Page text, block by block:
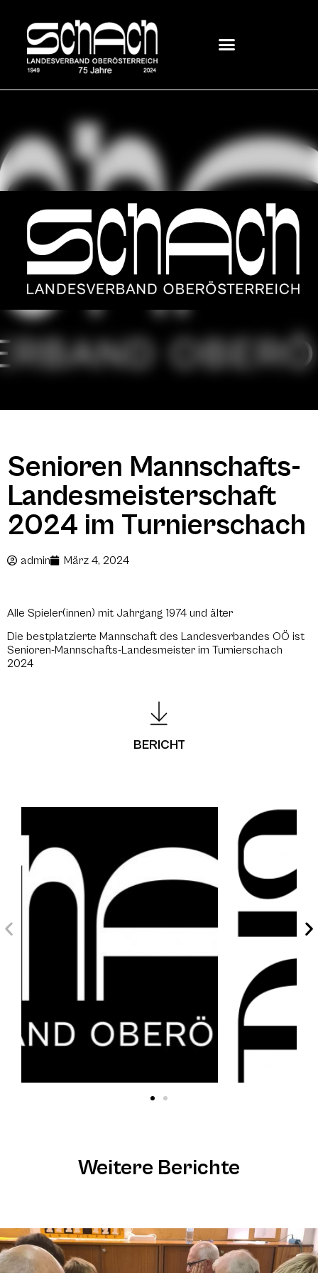
Senioren Mannschafts-
Landesmeisterschaft
2024 im Turnierschach
admin März 4, 2024
Alle Spieler(innen) mit Jahrgang 1974 und älter
Die bestplatzierte Mannschaft des Landesverbandes OÖ ist
Senioren-Mannschafts-Landesmeister im Turnierschach
2024
BERICHT
Weitere Berichte